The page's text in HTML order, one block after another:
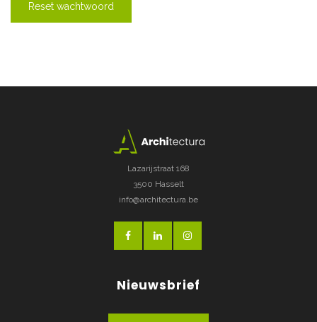
Reset wachtwoord
Lazarijstraat 168
3500 Hasselt
info@architectura.be
Nieuwsbrief